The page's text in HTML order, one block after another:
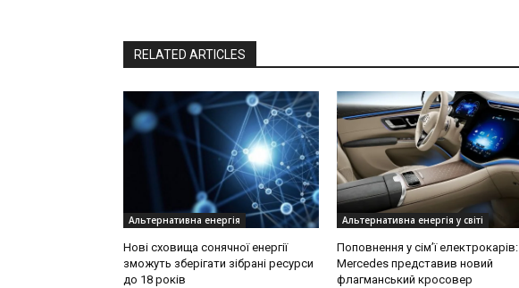
RELATED ARTICLES
Альтернативна енергія
Нові сховища сонячної енергії
зможуть зберігати зібрані ресурси
до 18 років
Альтернативна енергія у світі
Поповнення у сім’ї електрокарів:
Mercedes представив новий
флагманський кросовер